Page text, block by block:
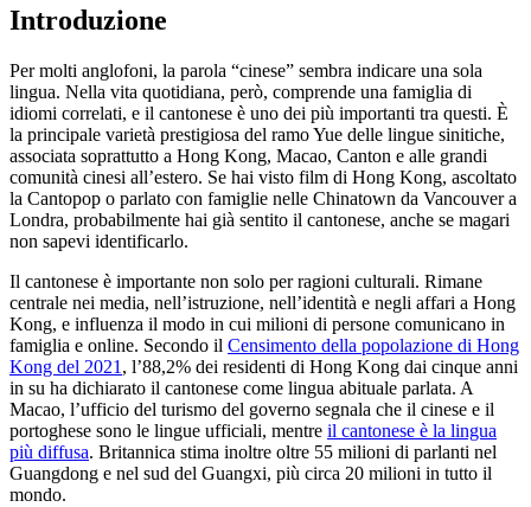
Introduzione
Per molti anglofoni, la parola “cinese” sembra indicare una sola
lingua. Nella vita quotidiana, però, comprende una famiglia di
idiomi correlati, e il cantonese è uno dei più importanti tra questi. È
la principale varietà prestigiosa del ramo Yue delle lingue sinitiche,
associata soprattutto a Hong Kong, Macao, Canton e alle grandi
comunità cinesi all’estero. Se hai visto film di Hong Kong, ascoltato
la Cantopop o parlato con famiglie nelle Chinatown da Vancouver a
Londra, probabilmente hai già sentito il cantonese, anche se magari
non sapevi identificarlo.
Il cantonese è importante non solo per ragioni culturali. Rimane
centrale nei media, nell’istruzione, nell’identità e negli affari a Hong
Kong, e influenza il modo in cui milioni di persone comunicano in
famiglia e online. Secondo il Censimento della popolazione di Hong
Kong del 2021 , l’88,2% dei residenti di Hong Kong dai cinque anni
in su ha dichiarato il cantonese come lingua abituale parlata. A
Macao, l’ufficio del turismo del governo segnala che il cinese e il
portoghese sono le lingue ufficiali, mentre il cantonese è la lingua
più diffusa. Britannica stima inoltre oltre 55 milioni di parlanti nel
Guangdong e nel sud del Guangxi, più circa 20 milioni in tutto il
mondo.